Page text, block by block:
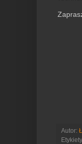
Autor: